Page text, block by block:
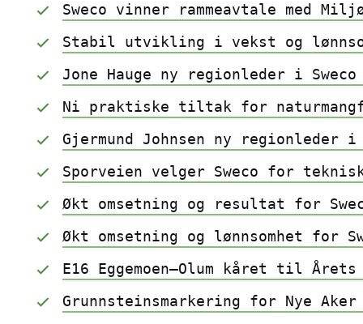
Sweco vinner rammeavtale med
Stabil utvikling i vekst og
Jone Hauge ny regionleder i Sweco
Ni praktiske tiltak for
Gjermund Johnsen ny regionleder i
Sporveien velger Sweco for
Økt omsetning og resultat for
Økt omsetning og lønnsomhet for
E16 Eggemoen–Olum kåret til
Grunnsteinsmarkering for Nye Aker